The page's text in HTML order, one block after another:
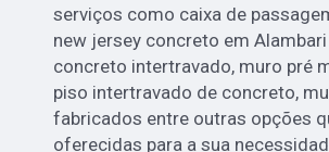
serviços como caixa de
new jersey concreto em
concreto intertravado, muro pré
piso intertravado de concreto,
fabricados entre outras opções
oferecidas para a sua